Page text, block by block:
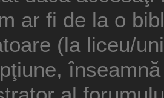
ar fi de la o
(la liceu/